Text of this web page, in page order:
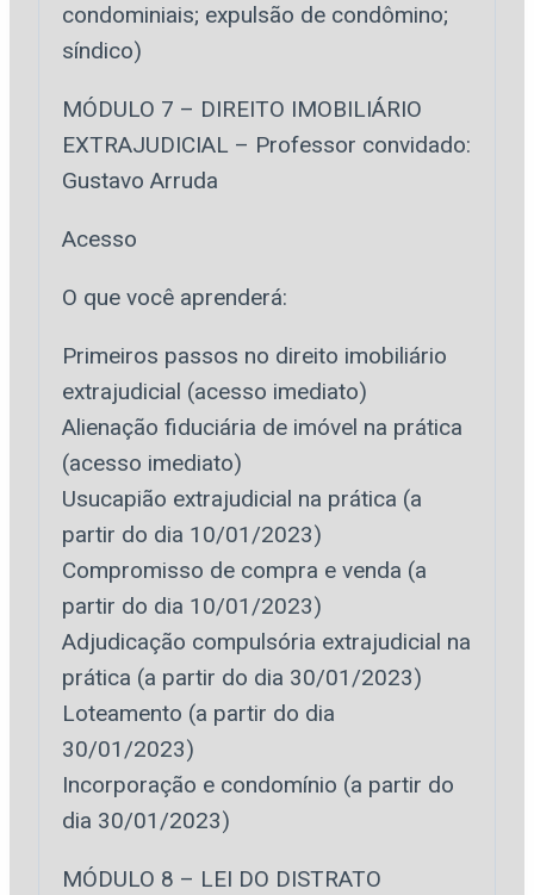
condominiais; expulsão de condômino;
síndico)
MÓDULO 7 – DIREITO IMOBILIÁRIO
EXTRAJUDICIAL – Professor convidado:
Gustavo Arruda
Acesso
O que você aprenderá:
Primeiros passos no direito imobiliário
extrajudicial (acesso imediato)
Alienação fiduciária de imóvel na prática
(acesso imediato)
Usucapião extrajudicial na prática (a
partir do dia 10/01/2023)
Compromisso de compra e venda (a
partir do dia 10/01/2023)
Adjudicação compulsória extrajudicial na
prática (a partir do dia 30/01/2023)
Loteamento (a partir do dia
30/01/2023)
Incorporação e condomínio (a partir do
dia 30/01/2023)
MÓDULO 8 – LEI DO DISTRATO